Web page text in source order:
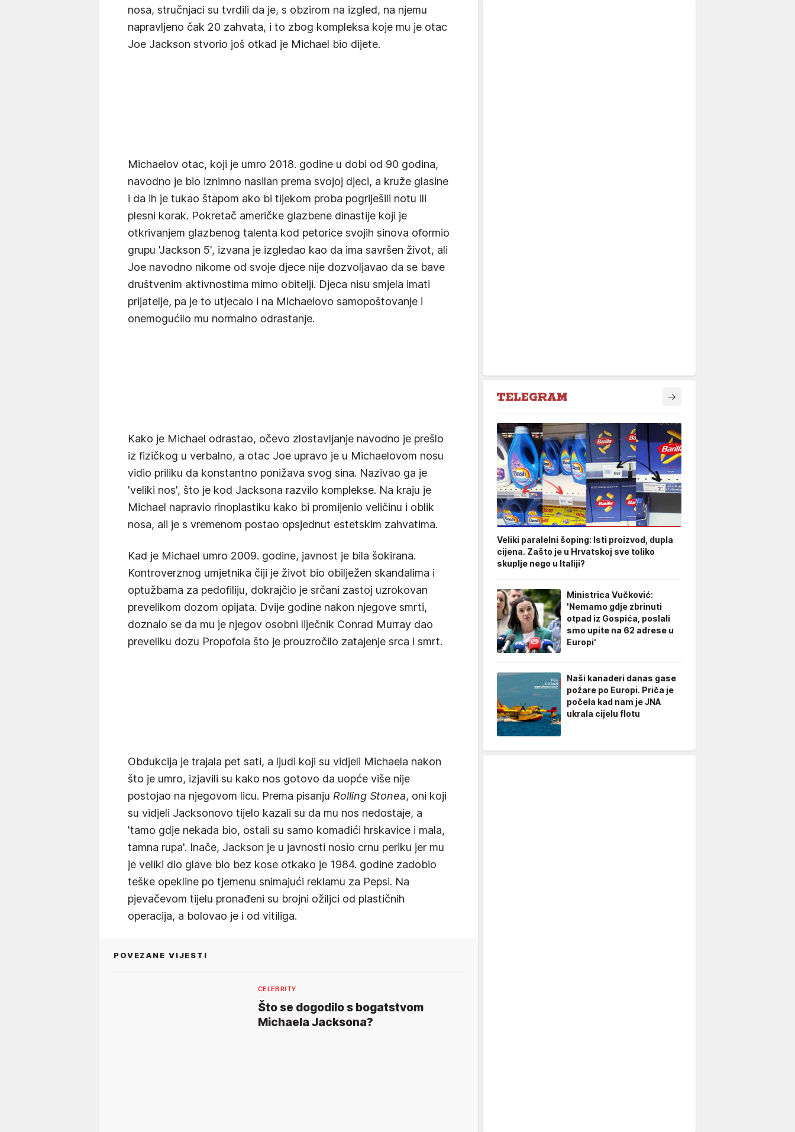
nosa, stručnjaci su tvrdili da je, s obzirom na izgled, na njemu
napravljeno čak 20 zahvata, i to zbog kompleksa koje mu je otac
Joe Jackson stvorio još otkad je Michael bio dijete.
Michaelov otac, koji je umro 2018. godine u dobi od 90 godina,
navodno je bio iznimno nasilan prema svojoj djeci, a kruže glasine
i da ih je tukao štapom ako bi tijekom proba pogriješili notu ili
plesni korak. Pokretač američke glazbene dinastije koji je
otkrivanjem glazbenog talenta kod petorice svojih sinova oformio
grupu 'Jackson 5', izvana je izgledao kao da ima savršen život, ali
Joe navodno nikome od svoje djece nije dozvoljavao da se bave
društvenim aktivnostima mimo obitelji. Djeca nisu smjela imati
prijatelje, pa je to utjecalo i na Michaelovo samopoštovanje i
onemogućilo mu normalno odrastanje.
Kako je Michael odrastao, očevo zlostavljanje navodno je prešlo
iz fizičkog u verbalno, a otac Joe upravo je u Michaelovom nosu
vidio priliku da konstantno ponižava svog sina. Nazivao ga je
'veliki nos', što je kod Jacksona razvilo komplekse. Na kraju je
Michael napravio rinoplastiku kako bi promijenio veličinu i oblik
nosa, ali je s vremenom postao opsjednut estetskim zahvatima.
Kad je Michael umro 2009. godine, javnost je bila šokirana.
Kontroverznog umjetnika čiji je život bio obilježen skandalima i
optužbama za pedofiliju, dokrajčio je srčani zastoj uzrokovan
prevelikom dozom opijata. Dvije godine nakon njegove smrti,
doznalo se da mu je njegov osobni liječnik Conrad Murray dao
preveliku dozu Propofola što je prouzročilo zatajenje srca i smrt.
Obdukcija je trajala pet sati, a ljudi koji su vidjeli Michaela nakon
što je umro, izjavili su kako nos gotovo da uopće više nije
postojao na njegovom licu. Prema pisanju Rolling Stonea, oni koji
su vidjeli Jacksonovo tijelo kazali su da mu nos nedostaje, a
'tamo gdje nekada bio, ostali su samo komadići hrskavice i mala,
tamna rupa'. Inače, Jackson je u javnosti nosio crnu periku jer mu
je veliki dio glave bio bez kose otkako je 1984. godine zadobio
teške opekline po tjemenu snimajući reklamu za Pepsi. Na
pjevačevom tijelu pronađeni su brojni ožiljci od plastičnih
operacija, a bolovao je i od vitiliga.
POVEZANE VIJESTI
CELEBRITY
Što se dogodilo s bogatstvom
Michaela Jacksona?
Veliki paralelni šoping: Isti proizvod, dupla
cijena. Zašto je u Hrvatskoj sve toliko
skuplje nego u Italiji?
Ministrica Vučković:
'Nemamo gdje zbrinuti
otpad iz Gospića, poslali
smo upite na 62 adrese u
Europi'
Naši kanaderi danas gase
požare po Europi. Priča je
počela kad nam je JNA
ukrala cijelu flotu